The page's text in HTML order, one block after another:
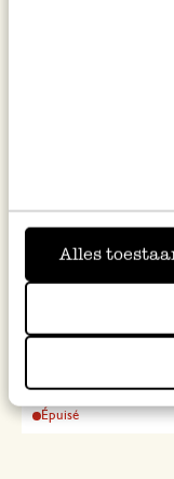
Alles
inoxydable, 20 cm
Épuisé